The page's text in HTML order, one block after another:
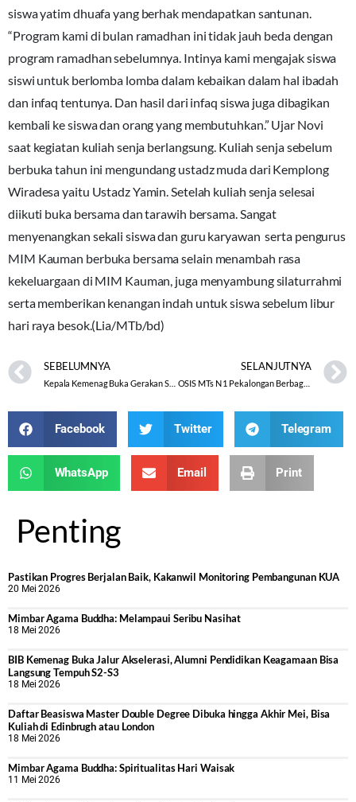
siswa yatim dhuafa yang berhak mendapatkan santunan.
“Program kami di bulan ramadhan ini tidak jauh beda dengan
program ramadhan sebelumnya. Intinya kami mengajak siswa
siswi untuk berlomba lomba dalam kebaikan dalam hal ibadah
dan infaq tentunya. Dan hasil dari infaq siswa juga dibagikan
kembali ke siswa dan orang yang membutuhkan.” Ujar Novi
saat kegiatan kuliah senja berlangsung. Kuliah senja sebelum
berbuka tahun ini mengundang ustadz muda dari Kemplong
Wiradesa yaitu Ustadz Yamin. Setelah kuliah senja selesai
diikuti buka bersama dan tarawih bersama. Sangat
menyenangkan sekali siswa dan guru karyawan serta pengurus
MIM Kauman berbuka bersama selain menambah rasa
kekeluargaan di MIM Kauman, juga menyambung silaturrahmi
serta memberikan kenangan indah untuk siswa sebelum libur
hari raya besok.(Lia/MTb/bd)
SEBELUMNYA SELANJUTNYA
OSIS MTs N 1 Pekalongan Berbagi Takjil
Facebook Twitter Telegram
WhatsApp Email Print
Penting
Pastikan Progres Berjalan Baik, Kakanwil Monitoring Pembangunan KUA
20 Mei 2026
Mimbar Agama Buddha: Melampaui Seribu Nasihat
18 Mei 2026
BIB Kemenag Buka Jalur Akselerasi, Alumni Pendidikan Keagamaan Bisa
Langsung Tempuh S2-S3
18 Mei 2026
Daftar Beasiswa Master Double Degree Dibuka hingga Akhir Mei, Bisa
Kuliah di Edinbrugh atau London
18 Mei 2026
Mimbar Agama Buddha: Spiritualitas Hari Waisak
11 Mei 2026